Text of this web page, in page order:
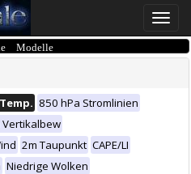
Toggle
Modelle
850 hPa Stromlinien
Vertikalbew
2m Taupunkt CAPE/LI
Niedrige Wolken